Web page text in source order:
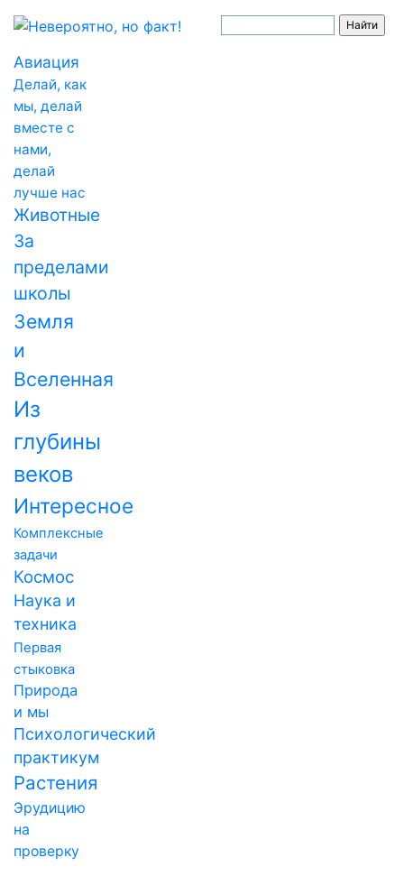
Авиация
Делай, как
мы, делай
вместе с
нами,
делай
лучше нас
Животные
За
пределами
школы
Земля
и
Вселенная
Из
глубины
веков
Интересное
Комплексные
задачи
Космос
Наука и
техника
Первая
стыковка
Природа
и мы
Психологический
практикум
Растения
Эрудицию
на
проверку